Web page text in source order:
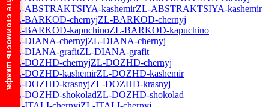
ZL-ABSTRAKTSIYA-kashemir
ZL-BARKOD-chernyj
ZL-BARKOD-kapuchino
ZL-DIANA-chernyj
ZL-DIANA-grafit
ZL-DOZHD-chernyj
ZL-DOZHD-kashemir
ZL-DOZHD-krasnyj
ZL-DOZHD-shokolad
Узнайте стоимость шкафа